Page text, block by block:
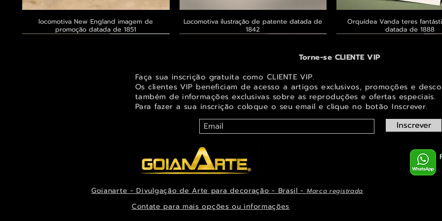
Visualização rápida
locomotiva New England imagem de
promoção datada de 1851
Visualização rápida
Locomotiva ilustração de patente datada de
1842
Visualização rápida
Orquídea Vanda teres
datada de 1888
Visualização rápida
Orquídea Odontoglossum insleayi splendens
Visualização rápida
Orquídeas Masdevallia shuttleworthii e
Orquídea Laelia autumnalis, rara
Visualização rápida
Belíssima pintura de Fada dos jardins para
Visualização rápida
Ternurenta imagem de Fada Bebê para
Belíssima imagem de Fada das
Visualização rápida
Belíssima imagem de Fada das árvores para
Visualização rápida
Alegre imagem de Fada e elfo para decorar
Belíssima imagem de Fada das
Torne-se CLIENTE VIP
Faça sua inscrição gratuita como CLIENTE VIP.
Os clientes VIP beneficiam de acesso a artigos exclusivos, promoções e
também de informações exclusivas sobre as reproduções e ofertas especiais.
Para fazer a sua inscrição coloque o seu email e clique no botão Inscrever.
Inscrever
Goianarte - Divulgação de Arte para decoração - Brasil - Marca registrada
Contate para mais opções ou informações